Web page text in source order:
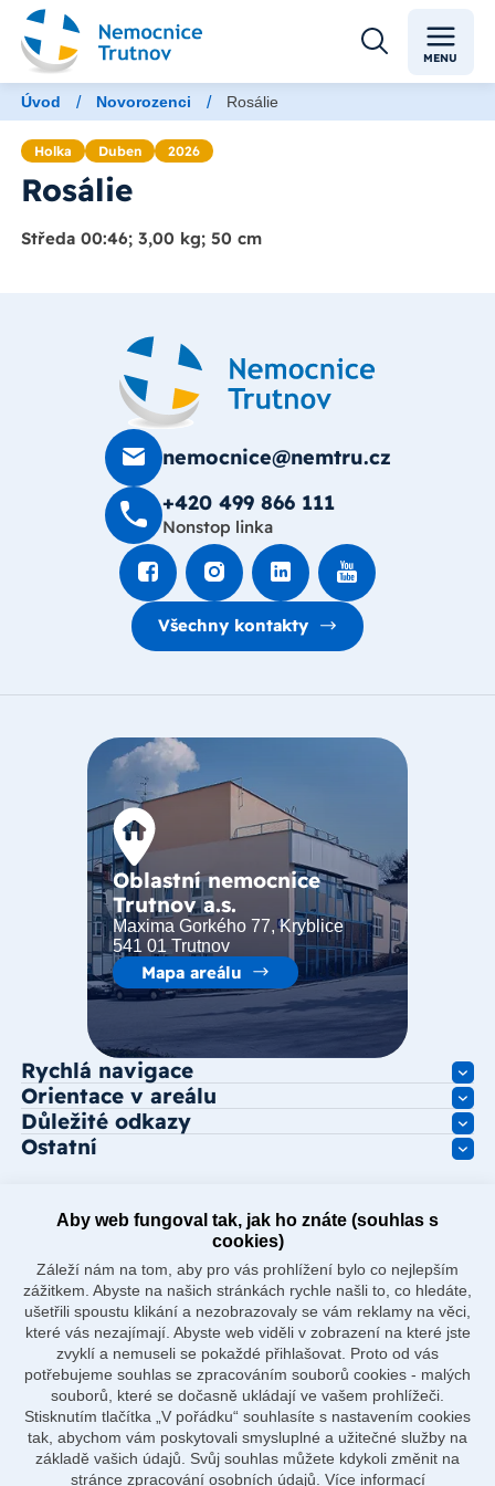
MENU
Úvod / Novorozenci / Rosálie
Holka Duben 2026
Rosálie
Středa 00:46; 3,00 kg; 50 cm
nemocnice@nemtru.cz
+420 499 8­66 111
Nonstop linka
Všechny kontakty
Oblastní nemocnice
Trutnov a.s.
Maxima Gorkého 77, Kryblice
541 01 Trutnov
Mapa areálu
Rychlá navigace
Orientace v areálu
Důležité odkazy
Ostatní
Aby web fungoval tak, jak ho znáte (souhlas s
cookies)
Záleží nám na tom, aby pro vás prohlížení bylo co nejlepším
zážitkem. Abyste na našich stránkách rychle našli to, co hledáte,
ušetřili spoustu klikání a nezobrazovaly se vám reklamy na věci,
které vás nezajímají. Abyste web viděli v zobrazení na které jste
zvyklí a nemuseli se pokaždé přihlašovat. Proto od vás
potřebujeme souhlas se zpracováním souborů cookies - malých
souborů, které se dočasně ukládají ve vašem prohlížeči.
Stisknutím tlačítka „V pořádku“ souhlasíte s nastavením cookies
tak, abychom vám poskytovali smysluplné a užitečné služby na
základě vašich údajů. Svůj souhlas můžete kdykoli změnit na
stránce zpracování osobních údajů. Více informací